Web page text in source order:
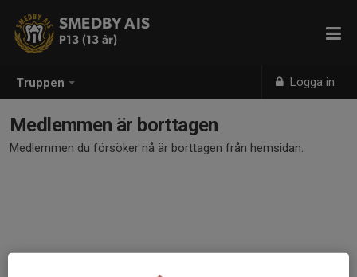
Truppen Logga in
SMEDBY AIS
P13 (13 år)
Medlemmen är borttagen
Medlemmen du försöker nå är borttagen från hemsidan.